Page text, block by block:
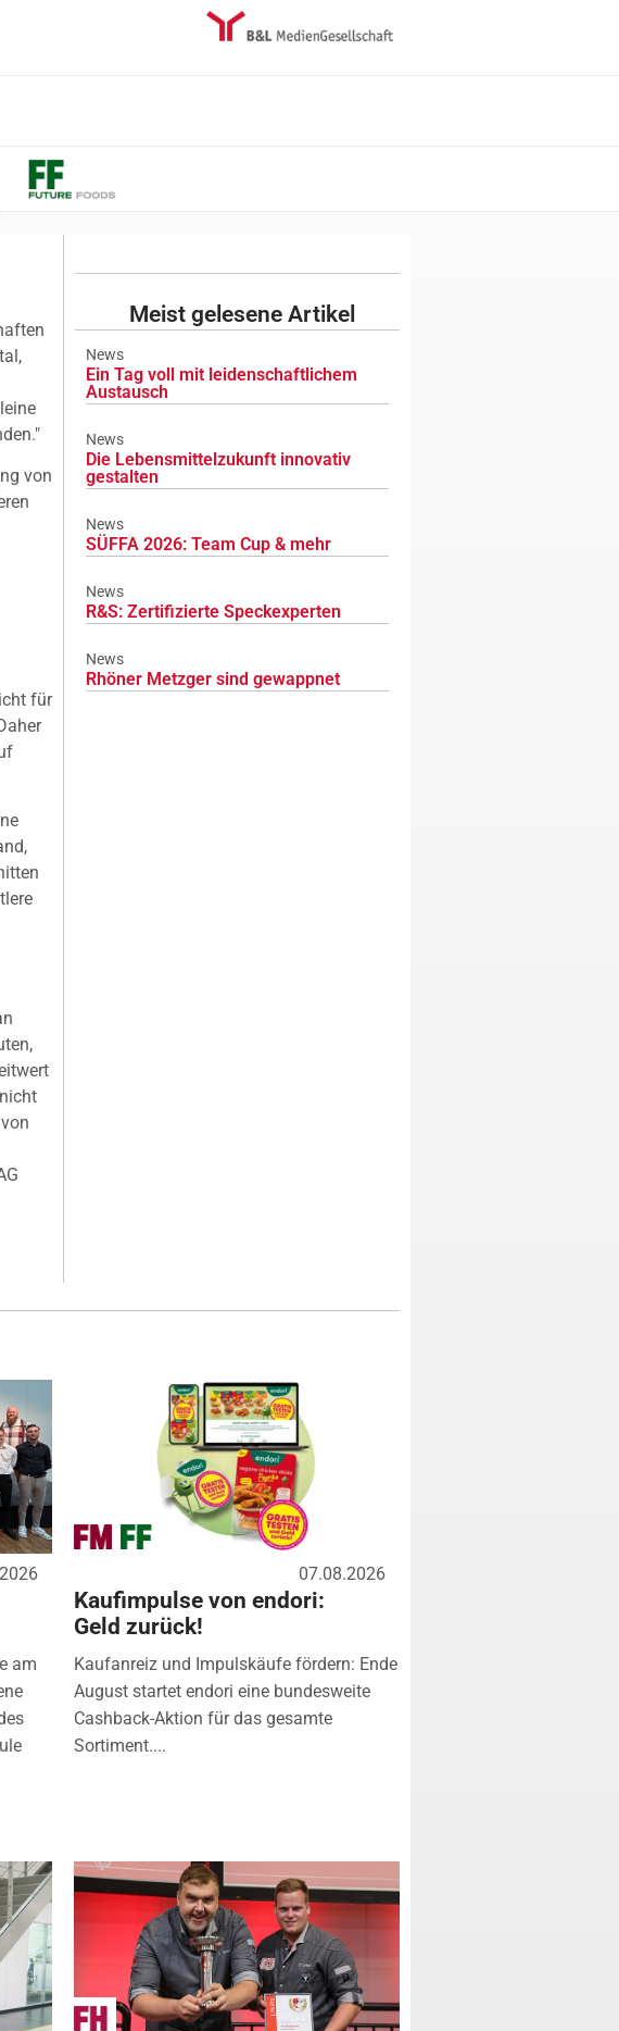
von
für
Meist gelesene Artikel
News
Ein Tag voll mit leidenschaftlichem
Austausch
News
Die Lebensmittelzukunft innovativ
gestalten
News
SÜFFA 2026: Team Cup & mehr
News
R&S: Zertifizierte Speckexperten
News
Rhöner Metzger sind gewappnet
am
07.08.2026
Kaufimpulse von endori:
Geld zurück!
Kaufanreiz und Impulskäufe fördern: Ende
August startet endori eine bundesweite
Cashback-Aktion für das gesamte
Sortiment....